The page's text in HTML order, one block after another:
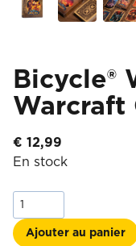
Bicycle®
Warcraft
€ 12,99
En stock
quantité
de
Bicycle®
Ajouter au panier